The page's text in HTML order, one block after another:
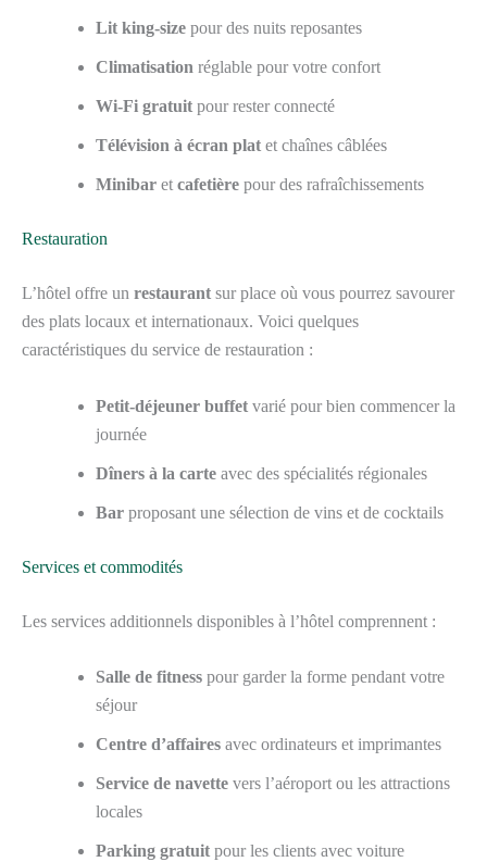
Lit king-size pour des nuits reposantes
Climatisation réglable pour votre confort
Wi-Fi gratuit pour rester connecté
Télévision à écran plat et chaînes câblées
Minibar et cafetière pour des rafraîchissements
Restauration
L’hôtel offre un restaurant sur place où vous pourrez savourer
des plats locaux et internationaux. Voici quelques
caractéristiques du service de restauration :
Petit-déjeuner buffet varié pour bien commencer la
journée
Dîners à la carte avec des spécialités régionales
Bar proposant une sélection de vins et de cocktails
Services et commodités
Les services additionnels disponibles à l’hôtel comprennent :
Salle de fitness pour garder la forme pendant votre
séjour
Centre d’affaires avec ordinateurs et imprimantes
Service de navette vers l’aéroport ou les attractions
locales
Parking gratuit pour les clients avec voiture